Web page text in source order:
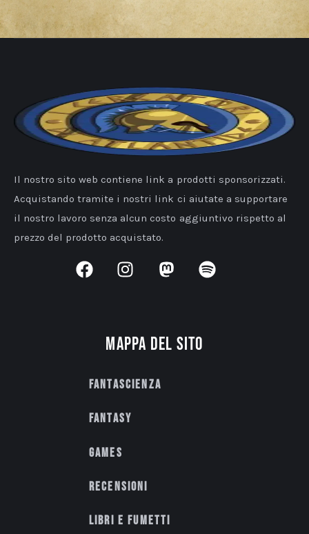
Il nostro sito web contiene link a prodotti sponsorizzati.
Acquistando tramite i nostri link ci aiutate a supportare
il nostro lavoro senza alcun costo aggiuntivo rispetto al
prezzo del prodotto acquistato.
Mappa del sito
Fantascienza
Fantasy
Games
Recensioni
Libri e fumetti